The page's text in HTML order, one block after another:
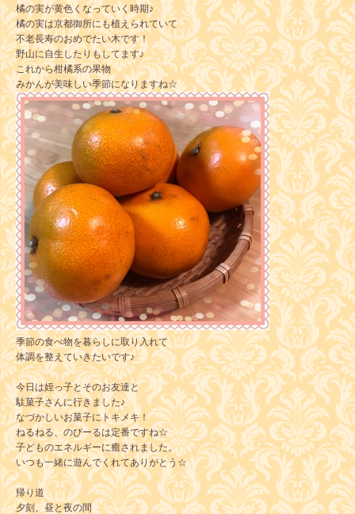
橘の実が黄色くなっていく時期♪
橘の実は京都御所にも植えられていて
不老長寿のおめでたい木です！
野山に自生したりもしてます♪
これから柑橘系の果物
みかんが美味しい季節になりますね☆
季節の食べ物を暮らしに取り入れて
体調を整えていきたいです♪
今日は姪っ子とそのお友達と
駄菓子さんに行きました♪
なづかしいお菓子にトキメキ！
ねるねる、のびーるは定番ですね☆
子どものエネルギーに癒されました。
いつも一緒に遊んでくれてありがとう☆
帰り道
夕刻、昼と夜の間